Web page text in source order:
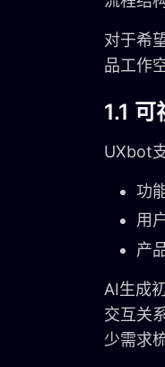
对于希
品工作
1.1
UXbot
功
用
产
AI生成
交互关
少需求